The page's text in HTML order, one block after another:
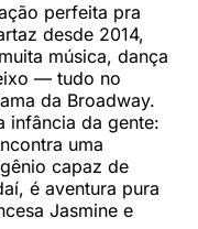
perfeita pra
desde 2014,
música, dança
— tudo no
da Broadway.
infância da gente:
uma
capaz de
é aventura pura
Jasmine e